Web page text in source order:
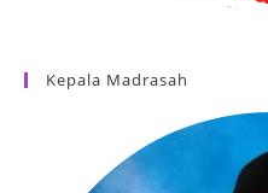
Kepala Madrasah